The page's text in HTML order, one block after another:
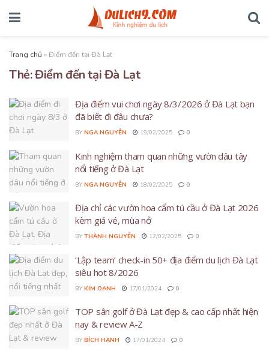
Trang chủ »Điểm đến tại Đà Lạt
Thẻ:Điểm đến tại Đà Lạt
Địa điểm vui chơi ngày 8/3/2026 ở Đà Lạt bạn
đã biết đi đâu chưa?
BY NGA NGUYỄN 19/02/2025 0
Kinh nghiệm tham quan những vườn dâu tây
nổi tiếng ở Đà Lạt
BY NGA NGUYỄN 18/02/2025 0
Địa chỉ các vườn hoa cẩm tú cầu ở Đà Lạt 2026
kèm giá vé, mùa nở
BY THÀNH NGUYỄN 12/02/2025 0
‘Lập team’ check-in 50+ địa điểm du lịch Đà Lạt
siêu hot 8/2026
BY KIM OANH 17/01/2024 0
TOP sân golf ở Đà Lạt đẹp & cao cấp nhất hiện
nay & review A-Z
BY BÍCH HẠNH 17/01/2024 0